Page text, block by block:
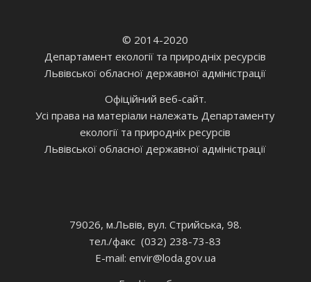
© 2014-2020
Департамент екології та природніх ресурсів
Львівської обласної державної адміністрації
Офіційний веб-сайт.
Усі права на матеріали належать Департаменту
екології та природніх ресурсів
Львівської обласної державної адміністрації
79026, м.Львів, вул. Стрийська, 98.
тел./факс (032) 238-73-83
E-mail: envir@loda.gov.ua